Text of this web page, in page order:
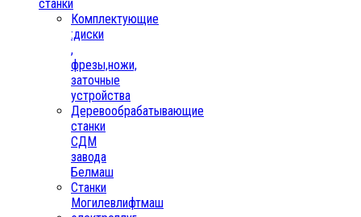
станки
Комплектующие
:диски
,
фрезы,ножи,
заточные
устройства
Деревообрабатывающие
станки
СДМ
завода
Белмаш
Станки
Могилевлифтмаш